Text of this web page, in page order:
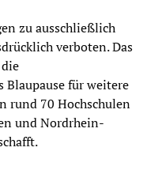
zu ausschließlich
verboten. Das
für weitere
rund 70 Hochschulen
und Nordrhein-